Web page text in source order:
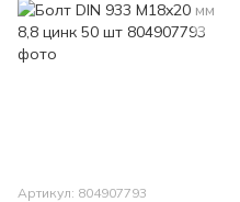
Артикул: 804907793